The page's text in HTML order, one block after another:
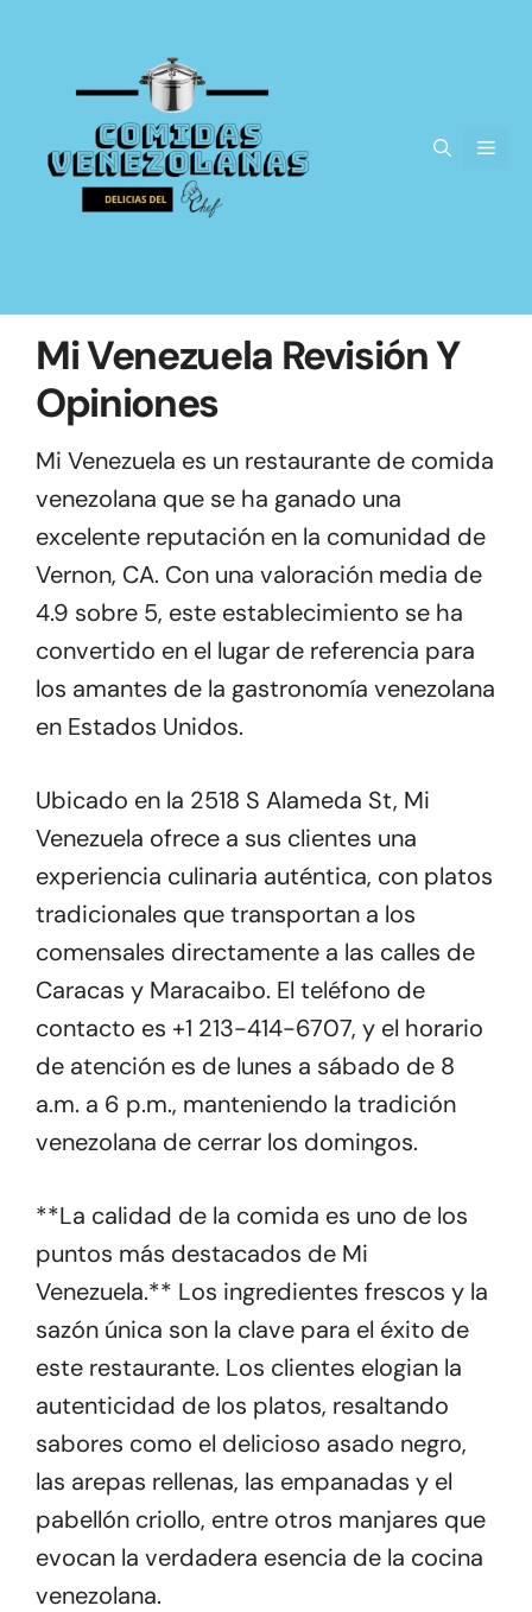
contenido
Mi Venezuela Revisión Y
Opiniones
Mi Venezuela es un restaurante de comida
venezolana que se ha ganado una
excelente reputación en la comunidad de
Vernon, CA. Con una valoración media de
4.9 sobre 5, este establecimiento se ha
convertido en el lugar de referencia para
los amantes de la gastronomía venezolana
en Estados Unidos.
Ubicado en la 2518 S Alameda St, Mi
Venezuela ofrece a sus clientes una
experiencia culinaria auténtica, con platos
tradicionales que transportan a los
comensales directamente a las calles de
Caracas y Maracaibo. El teléfono de
contacto es +1 213-414-6707, y el horario
de atención es de lunes a sábado de 8
a.m. a 6 p.m., manteniendo la tradición
venezolana de cerrar los domingos.
**La calidad de la comida es uno de los
puntos más destacados de Mi
Venezuela.** Los ingredientes frescos y la
sazón única son la clave para el éxito de
este restaurante. Los clientes elogian la
autenticidad de los platos, resaltando
sabores como el delicioso asado negro,
las arepas rellenas, las empanadas y el
pabellón criollo, entre otros manjares que
evocan la verdadera esencia de la cocina
venezolana.